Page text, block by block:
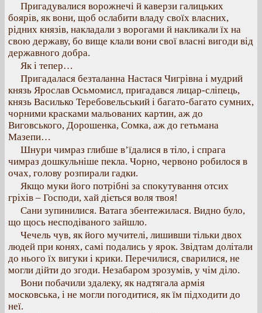
Пригадувалися ворожнечі й каверзи галицьких
боярів, як вони, щоб ослабити владу своїх власних,
рідних князів, накладали з ворогами й накликали їх на
свою державу, бо вище клали вони свої власні вигоди від
державного добра.
Як і тепер…
Пригадалася безталанна Настася Чигрівна і мудрий
князь Ярослав Осьмомисл, пригадався лицар-сліпець,
князь Василько Теребовельський і багато-багато сумних,
чорними красками мальованих картин, аж до
Виговського, Дорошенка, Сомка, аж до гетьмана
Мазепи…
Шнури чимраз глибше в’їдалися в тіло, і спрага
чимраз дошкульніше пекла. Чорно, червоно робилося в
очах, голову розпирали гадки.
Якщо муки його потрібні за спокутування отсих
гріхів – Господи, хай діється воля твоя!
Сани зупинилися. Ватага збентежилася. Видно було,
що щось несподіваного зайшло.
Чечель чув, як його мучителі, лишивши тільки двох
людей при конях, самі подались у ярок. Звідтам долітали
до нього їх вигуки і крики. Перечилися, сварилися, не
могли дійти до згоди. Незабаром зрозумів, у чім діло.
Вони побачили здалеку, як надтягала армія
московська, і не могли погодитися, як їм підходити до
неї.